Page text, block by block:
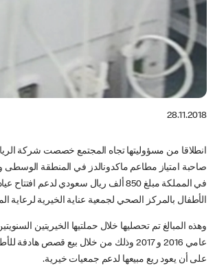
28.11.2018
انطلاقا من مسؤوليتها تجاه المجتمع خصصت شركة
صاحبة امتياز مطاعم ماكدونالدز في المنطقة الوسطى
في المملكة مبلغ 850 ألف ريال سعودي لدعم
الأطفال بالمركز الصحي لجمعية عناية الخيرية لرعاية
وهذه المبالغ تم تحصليها خلال حملتيها الخيريتين
عامي 2016 و 2017 وذلك من خلال بيع قصص
على أن يعود ريع مبيعها لدعم جمعيات خيرية.